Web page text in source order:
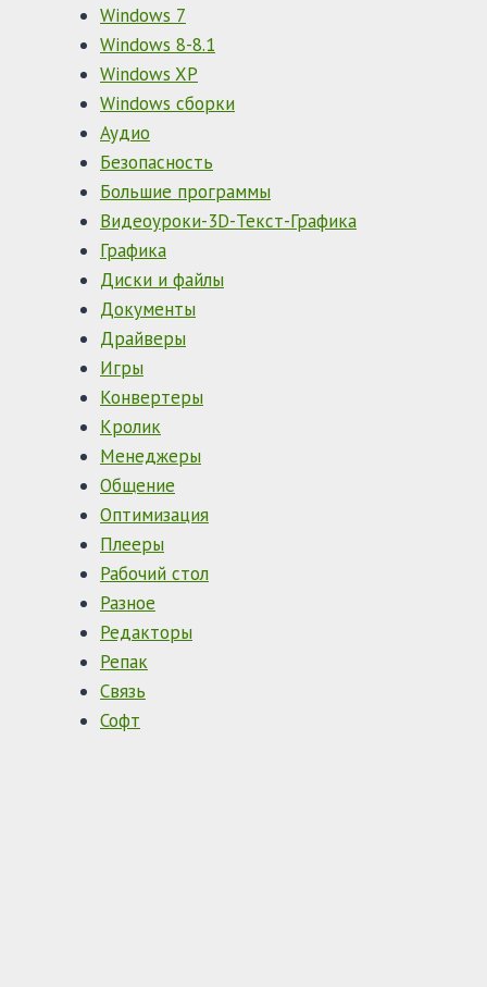
Windows 7
Windows 8-8.1
Windows XP
Windows сборки
Аудио
Безопасность
Большие программы
Видеоуроки-3D-Текст-Графика
Графика
Диски и файлы
Документы
Драйверы
Игры
Конвертеры
Кролик
Менеджеры
Общение
Оптимизация
Плееры
Рабочий стол
Разное
Редакторы
Репак
Связь
Софт